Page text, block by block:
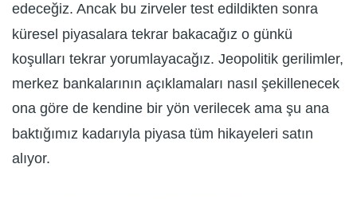
edeceğiz. Ancak bu zirveler test edildikten sonra
küresel piyasalara tekrar bakacağız o günkü
koşulları tekrar yorumlayacağız. Jeopolitik gerilimler,
merkez bankalarının açıklamaları nasıl şekillenecek
ona göre de kendine bir yön verilecek ama şu ana
baktığımız kadarıyla piyasa tüm hikayeleri satın
alıyor.